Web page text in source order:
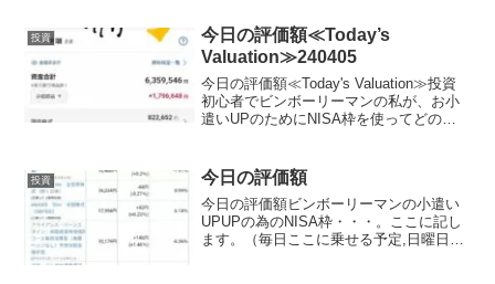
投資
今日の評価額≪Today’s
Valuation≫240405
今日の評価額≪Today's Valuation≫投資
初心者でビンボーリーマンの私が、お小
遣いUPのためにNISA枠を使ってどの銘
えていれば、少なからず長期投資を始め
る...
投資 今日の評価額
今日の評価額ビンボーリーマンの小遣い
UPUPの為のNISA枠・・・。ここに記し
ます。（毎日ここに乗せる予定,日曜日と